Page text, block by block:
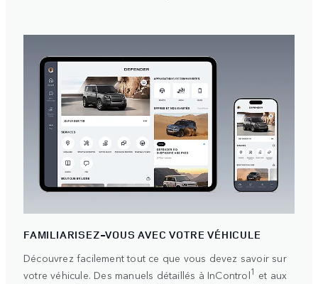
FAMILIARISEZ-VOUS AVEC VOTRE VÉHICULE
Découvrez facilement tout ce que vous devez savoir sur
votre véhicule. Des manuels détaillés à InControl1 et aux